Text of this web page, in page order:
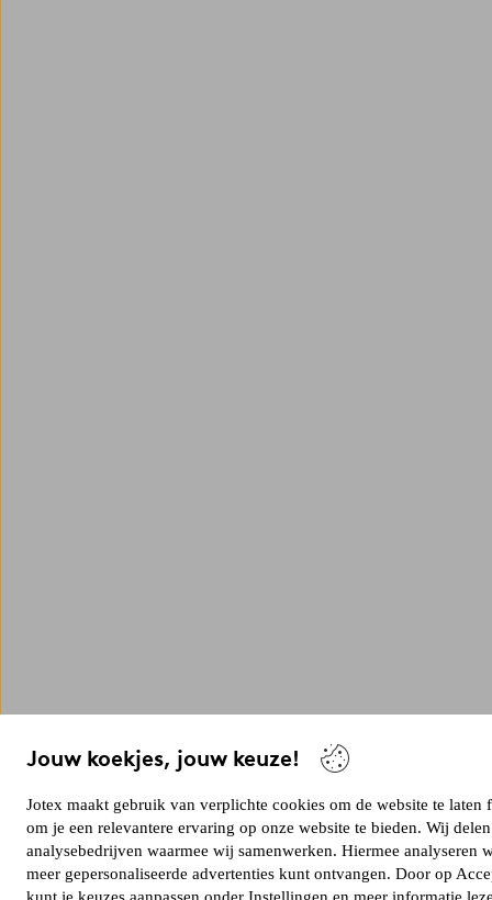
Jouw koekjes, jouw keuze!
Jotex maakt gebruik van verplichte cookies om de website te
om je een relevantere ervaring op onze website te bieden. Wij
analysebedrijven waarmee wij samenwerken. Hiermee
meer gepersonaliseerde advertenties kunt ontvangen. Door op